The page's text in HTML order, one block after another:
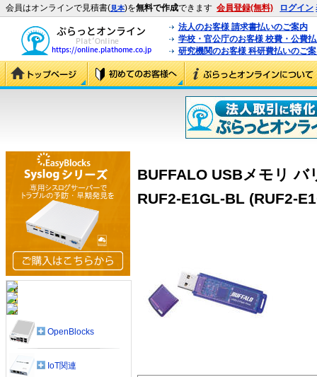
会員はオンラインで見積書(見本)を無料で作成できます 会員登録(無料) ログイン
法人のお客様 請求書払いのご案内
学校・官公庁のお客様 校費・公費
研究機関のお客様 科研費払いのご
BUFFALO USBメモリ バ
RUF2-E1GL-BL (RUF2-
OpenBlocks
IoT関連